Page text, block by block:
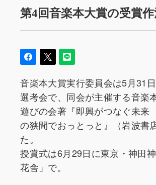
第4回音楽本大賞の受賞
音楽本大賞実行委員会は5月31
選考会で、同会が主催する音楽
遊びの会著『即興がつなぐ未
の狭間でおっとっと』（岩波書
た。
授賞式は6月29日に東京・神田
花舎」で。